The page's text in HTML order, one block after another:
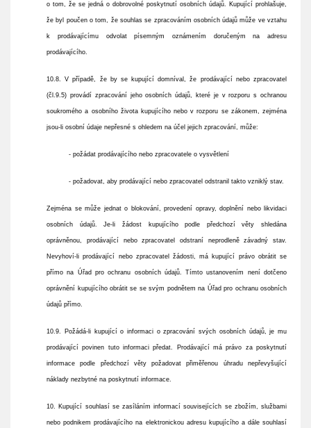
o tom, že se jedná o dobrovolné poskytnutí osobních údajů. Kupující prohlašuje,
že byl poučen o tom, že souhlas se zpracováním osobních údajů může ve vztahu
k prodávajícímu odvolat písemným oznámením doručeným na adresu
prodávajícího.
10.8. V případě, že by se kupující domníval, že prodávající nebo zpracovatel
(čl.9.5) provádí zpracování jeho osobních údajů, které je v rozporu s ochranou
soukromého a osobního života kupujícího nebo v rozporu se zákonem, zejména
jsou-li osobní údaje nepřesné s ohledem na účel jejich zpracování, může:
- požádat prodávajícího nebo zpracovatele o vysvětlení
- požadovat, aby prodávající nebo zpracovatel odstranil takto vzniklý stav.
Zejména se může jednat o blokování, provedení opravy, doplnění nebo likvidaci
osobních údajů. Je-li žádost kupujícího podle předchozí věty shledána
oprávněnou, prodávající nebo zpracovatel odstraní neprodleně závadný stav.
Nevyhoví-li prodávající nebo zpracovatel žádosti, má kupující právo obrátit se
přímo na Úřad pro ochranu osobních údajů. Tímto ustanovením není dotčeno
oprávnění kupujícího obrátit se se svým podnětem na Úřad pro ochranu osobních
údajů přímo.
10.9. Požádá-li kupující o informaci o zpracování svých osobních údajů, je mu
prodávající povinen tuto informaci předat. Prodávající má právo za poskytnutí
informace podle předchozí věty požadovat přiměřenou úhradu nepřevyšující
náklady nezbytné na poskytnutí informace.
10. Kupující souhlasí se zasíláním informací souvisejících se zbožím, službami
nebo podnikem prodávajícího na elektronickou adresu kupujícího a dále souhlasí